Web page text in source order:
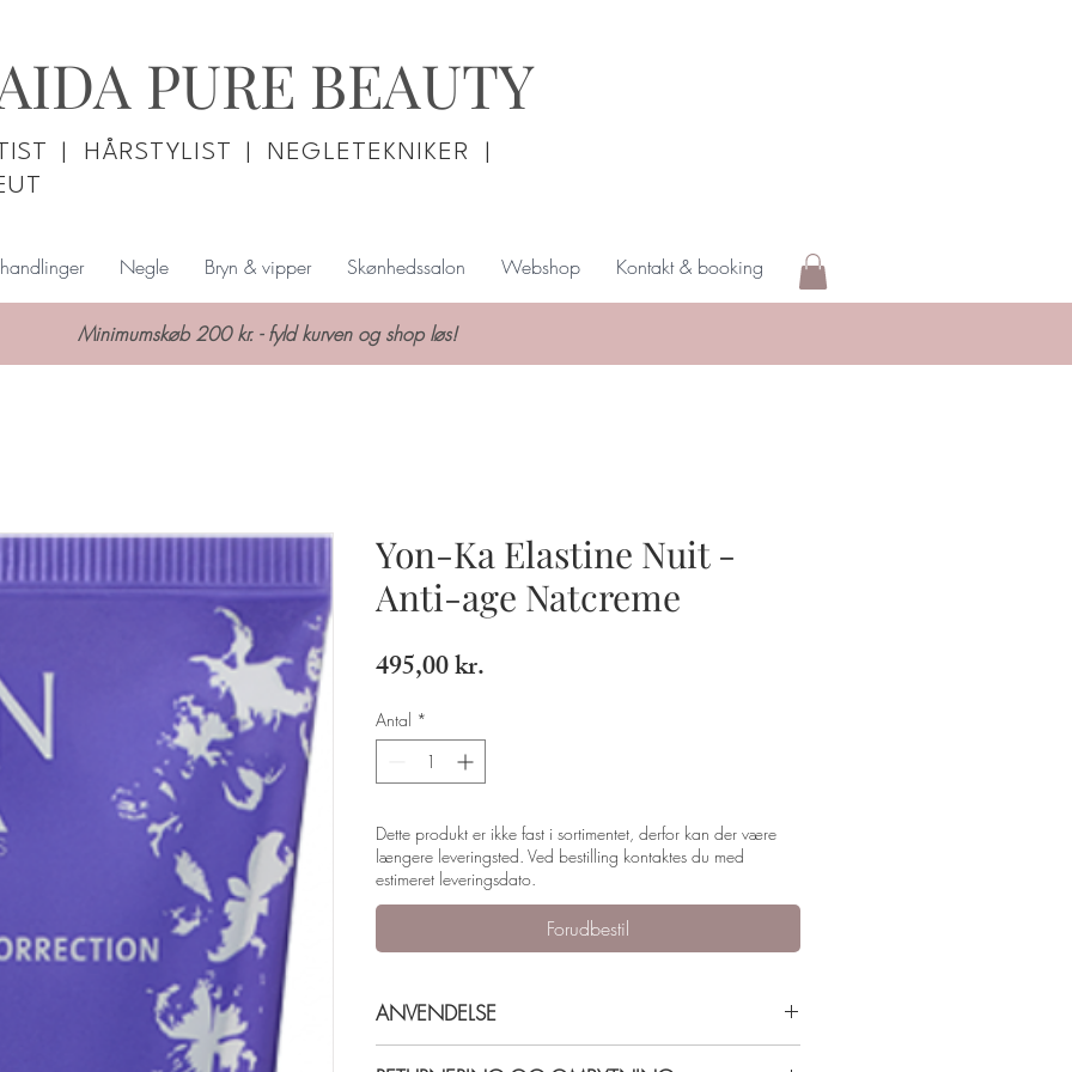
PURE BEAUTY
| HÅRSTYLIST | NEGLETEKNIKER |
Negle Bryn & vipper Skønhedssalon Webshop Kontakt & booking
Minimumskøb 200 kr. - fyld kurven og shop løs!
Yon-Ka Elastine Nuit -
Anti-age Natcreme
495,00 kr.
Antal *
Dette produkt er ikke fast i sortimentet, derfor kan der være
længere leveringsted. Ved bestilling kontaktes du med
estimeret leveringsdato.
Forudbestil
ANVENDELSE